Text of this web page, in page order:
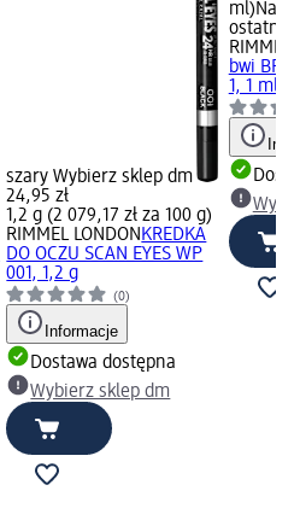
szary Wybierz sklep dm
24,95 zł
1,2 g (2 079,17 zł za 100 g)
RIMMEL LONDONKREDKA
DO OCZU SCAN EYES WP
001, 1,2 g
(0)
Informacje
Dostawa dostępna
Wybierz sklep dm
ml)
RIMMEL
bwi
1, 1 ml